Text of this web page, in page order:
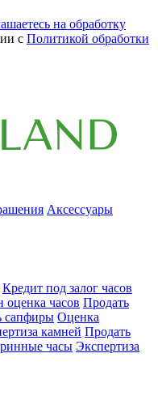
на обработку
с Политикой обработки
Аксессуары
Кредит под залог часов
оценка часов Продать
сапфиры Оценка
камней Продать
часы Экспертиза